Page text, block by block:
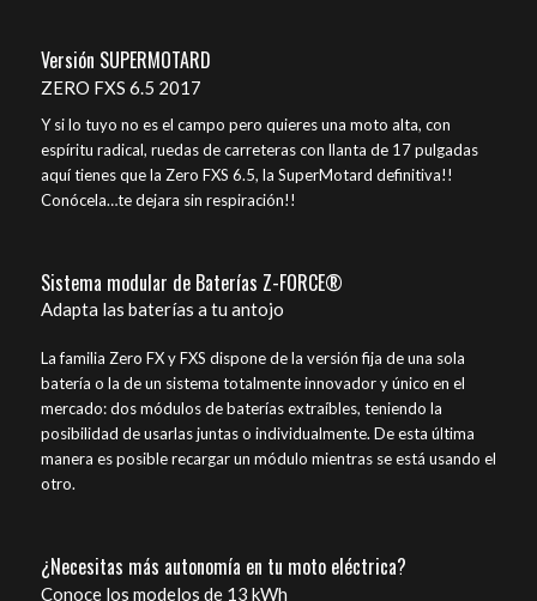
Versión SUPERMOTARD
ZERO FXS 6.5 2017
Y si lo tuyo no es el campo pero quieres una moto alta, con
espíritu radical, ruedas de carreteras con llanta de 17 pulgadas
aquí tienes que la Zero FXS 6.5, la SuperMotard definitiva!!
Conócela…te dejara sin respiración!!
Sistema modular de Baterías Z-FORCE®
Adapta las baterías a tu antojo
La familia Zero FX y FXS dispone de la versión fija de una sola
batería o la de un sistema totalmente innovador y único en el
mercado: dos módulos de baterías extraíbles, teniendo la
posibilidad de usarlas juntas o individualmente. De esta última
manera es posible recargar un módulo mientras se está usando el
otro.
¿Necesitas más autonomía en tu moto eléctrica?
Conoce los modelos de 13 kWh